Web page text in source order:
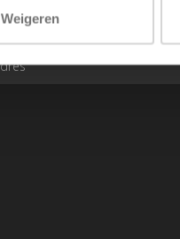
Weigeren